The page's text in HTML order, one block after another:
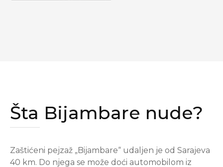
Šta Bijambare nude?
Zaštićeni pejzaž „Bijambare“ udaljen je od Sarajeva
40 km. Do njega se može doći automobilom iz